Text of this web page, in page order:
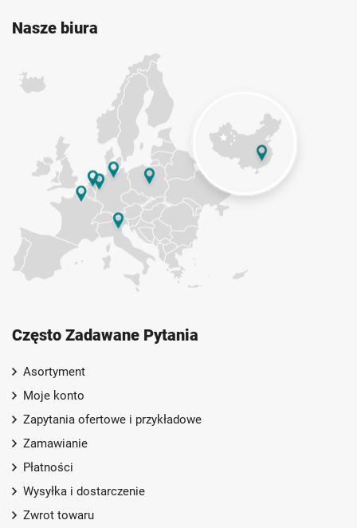
Nasze biura
Często Zadawane Pytania
Asortyment
Moje konto
Zapytania ofertowe i przykładowe
Zamawianie
Płatności
Wysyłka i dostarczenie
Zwrot towaru